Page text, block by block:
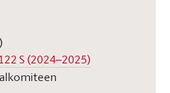
S (2024–2025)